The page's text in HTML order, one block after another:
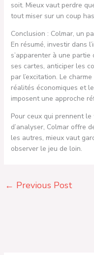
soit. Mieux vaut perdre
tout miser sur un coup
Conclusion : Colmar, un
En résumé, investir dans
s’apparenter à une
ses cartes, anticiper les
par l’excitation. Le
réalités économiques et
imposent une approche
Pour ceux qui prennent
d’analyser, Colmar offre
les autres, mieux vaut
observer le jeu de loin.
← Previous Post